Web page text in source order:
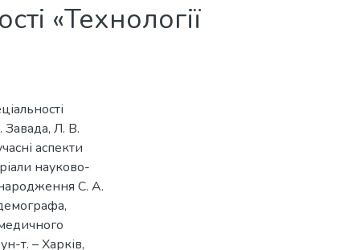
«Технології
Завада, Л. В.
аспекти
науково-
С. А.
т. – Харків,